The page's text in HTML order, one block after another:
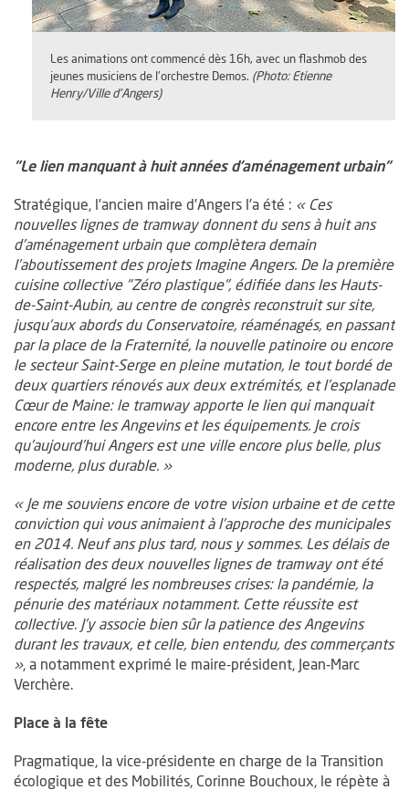
Les animations ont commencé dès 16h, avec un flashmob des
jeunes musiciens de l'orchestre Demos. (Photo: Etienne
Henry/Ville d'Angers)
Le maire-président Jean-Marc Verchère a lancé le temps inaugural au
Les élus de la communauté urbaine et les entreprises employées sur
Les animations ont commencé dès 16h, avec un flashmob des jeunes
"Le lien manquant à huit années d’aménagement urbain"
Stratégique, l’ancien maire d’Angers l’a été : « Ces
nouvelles lignes de tramway donnent du sens à huit ans
d’aménagement urbain que complètera demain
l’aboutissement des projets Imagine Angers. De la première
cuisine collective "Zéro plastique", édifiée dans les Hauts-
de-Saint-Aubin, au centre de congrès reconstruit sur site,
jusqu’aux abords du Conservatoire, réaménagés, en passant
par la place de la Fraternité, la nouvelle patinoire ou encore
le secteur Saint-Serge en pleine mutation, le tout bordé de
deux quartiers rénovés aux deux extrémités, et l’esplanade
Cœur de Maine: le tramway apporte le lien qui manquait
encore entre les Angevins et les équipements. Je crois
qu’aujourd’hui Angers est une ville encore plus belle, plus
moderne, plus durable. »
« Je me souviens encore de votre vision urbaine et de cette
conviction qui vous animaient à l’approche des municipales
en 2014. Neuf ans plus tard, nous y sommes. Les délais de
réalisation des deux nouvelles lignes de tramway ont été
respectés, malgré les nombreuses crises: la pandémie, la
pénurie des matériaux notamment. Cette réussite est
collective. J’y associe bien sûr la patience des Angevins
durant les travaux, et celle, bien entendu, des commerçants
», a notamment exprimé le maire-président, Jean-Marc
Verchère.
Place à la fête
Pragmatique, la vice-présidente en charge de la Transition
écologique et des Mobilités, Corinne Bouchoux, le répète à